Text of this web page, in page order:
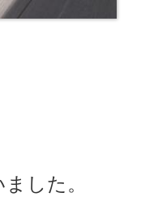
した。